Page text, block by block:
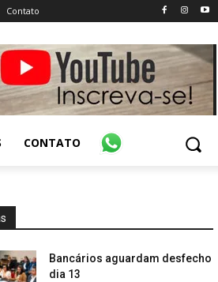
Contato
CONTATO
Bancários aguardam desfecho
dia 13